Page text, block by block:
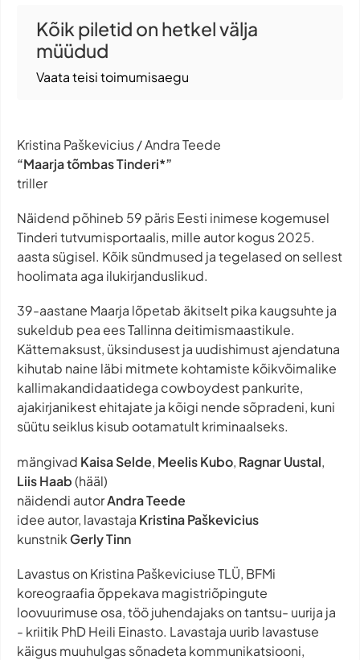
Kõik piletid on hetkel välja
müüdud
Vaata teisi toimumisaegu
Kristina Paškevicius / Andra Teede
“Maarja tõmbas Tinderi*”
triller
Näidend põhineb 59 päris Eesti inimese kogemusel
Tinderi tutvumisportaalis, mille autor kogus 2025.
aasta sügisel. Kõik sündmused ja tegelased on sellest
hoolimata aga ilukirjanduslikud.
39-aastane Maarja lõpetab äkitselt pika kaugsuhte ja
sukeldub pea ees Tallinna deitimismaastikule.
Kättemaksust, üksindusest ja uudishimust ajendatuna
kihutab naine läbi mitmete kohtamiste kõikvõimalike
kallimakandidaatidega cowboydest pankurite,
ajakirjanikest ehitajate ja kõigi nende sõpradeni, kuni
süütu seiklus kisub ootamatult kriminaalseks.
mängivad Kaisa Selde, Meelis Kubo, Ragnar Uustal,
Liis Haab(hääl)
näidendi autorAndra Teede
idee autor, lavastaja Kristina Paškevicius
kunstnik Gerly Tinn
Lavastus on Kristina Paškeviciuse TLÜ, BFMi
koreograafia õppekava magistriõpingute
loovuurimuse osa, töö juhendajaks on tantsu- uurija ja
- kriitik PhD Heili Einasto. Lavastaja uurib lavastuse
käigus muuhulgas sõnadeta kommunikatsiooni,